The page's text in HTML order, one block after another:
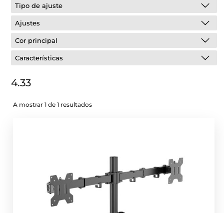
Tipo de ajuste
Ajustes
Cor principal
Características
4.33
A mostrar 1 de 1 resultados